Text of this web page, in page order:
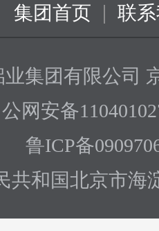
集团首页 | 联
集团有限公司
公网安备
鲁ICP备
共和国北京市海